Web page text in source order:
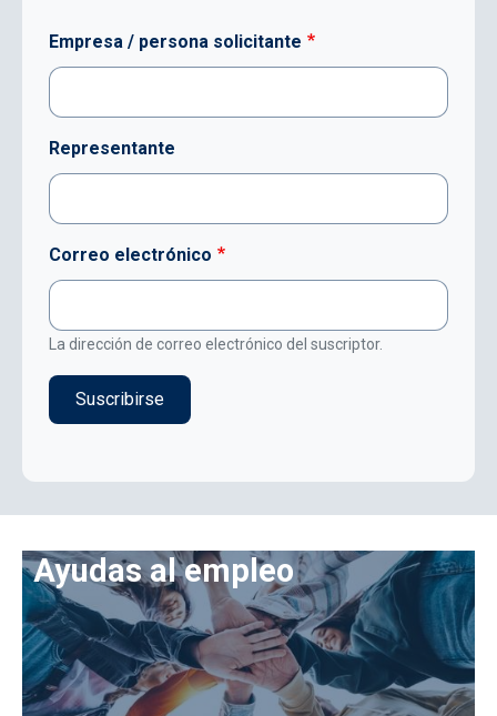
Empresa / persona solicitante
Representante
Correo electrónico
La dirección de correo electrónico del suscriptor.
Ayudas al empleo